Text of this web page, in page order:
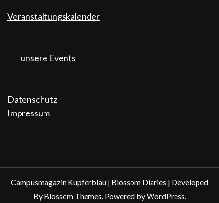
Veranstaltungskalender
unsere Events
Datenschutz
Impressum
Campusmagazin Kupferblau | Blossom Diaries | Developed
By Blossom Themes . Powered byWordPress